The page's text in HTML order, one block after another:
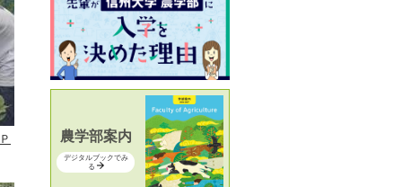
農学部案内
デジタルブックでみ
る